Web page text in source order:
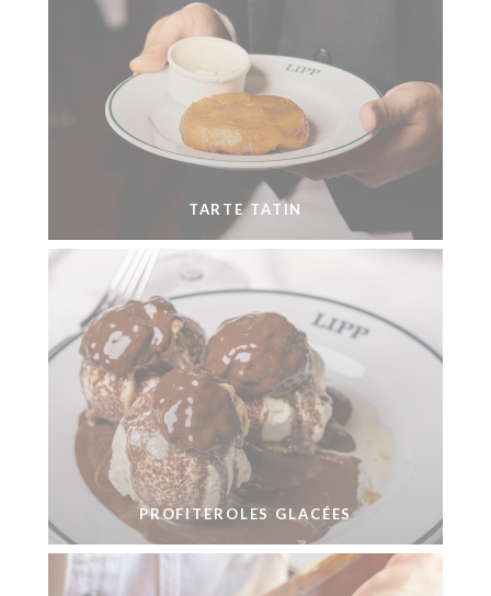
TARTE TATIN
PROFITEROLES GLACÉES